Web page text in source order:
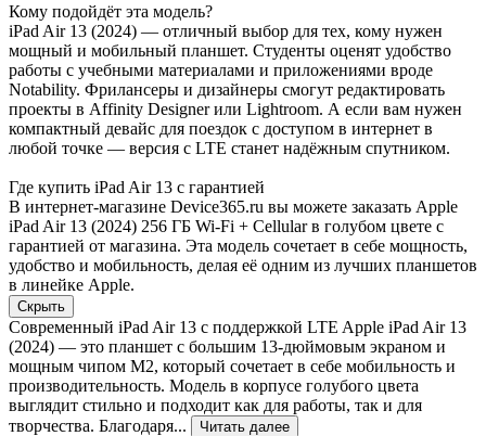
Кому подойдёт эта модель?
iPad Air 13 (2024) — отличный выбор для тех, кому нужен
мощный и мобильный планшет. Студенты оценят удобство
работы с учебными материалами и приложениями вроде
Notability. Фрилансеры и дизайнеры смогут редактировать
проекты в Affinity Designer или Lightroom. А если вам нужен
компактный девайс для поездок с доступом в интернет в
любой точке — версия с LTE станет надёжным спутником.
Где купить iPad Air 13 с гарантией
В интернет-магазине Device365.ru вы можете заказать Apple
iPad Air 13 (2024) 256 ГБ Wi-Fi + Cellular в голубом цвете с
гарантией от магазина. Эта модель сочетает в себе мощность,
удобство и мобильность, делая её одним из лучших планшетов
в линейке Apple.
Скрыть
Современный iPad Air 13 с поддержкой LTE Apple iPad Air 13
(2024) — это планшет с большим 13-дюймовым экраном и
мощным чипом M2, который сочетает в себе мобильность и
производительность. Модель в корпусе голубого цвета
выглядит стильно и подходит как для работы, так и для
творчества. Благодаря...
Читать далее